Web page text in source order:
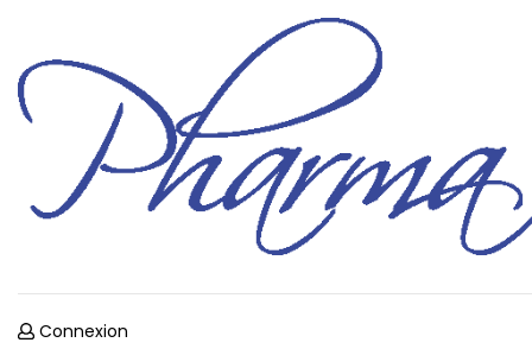
Connexion
Rejoignez le programme Olga Esther pour les femmes